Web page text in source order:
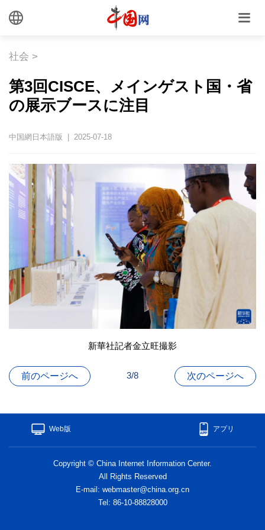
社会 >
第3回CISCE、メインゲスト国・省
の展示ブースに注目
中国網日本語版 | 2025-07-18
新華社記者金立旺撮影
前のページへ 3/8 次のページへ
Web版 アプリ
Copyright © China Internet Information Center.
All Rights Reserved
E-mail: webmaster@china.org.cn
Tel: 86-10-88828000